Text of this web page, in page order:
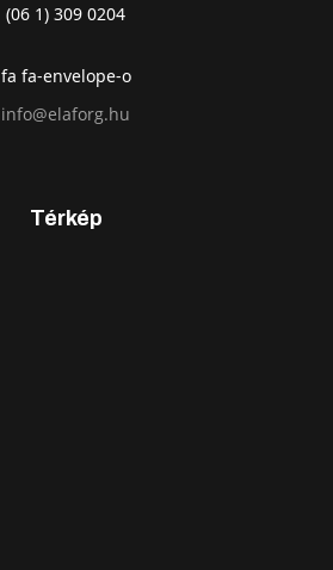
(06 1) 309 0204
fa fa-envelope-o
info@elaforg.hu
Térkép